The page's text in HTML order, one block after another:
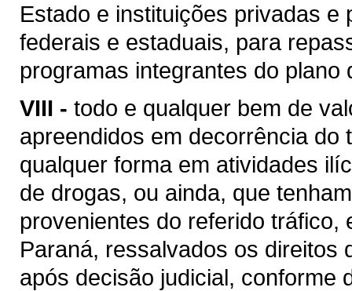
Estado e instituições privadas
federais e estaduais, para
programas integrantes do plano
VIII - todo e qualquer bem de
apreendidos em decorrência do
qualquer forma em atividades
de drogas, ou ainda, que
provenientes do referido tráfico,
Paraná, ressalvados os direitos
após decisão judicial, conforme